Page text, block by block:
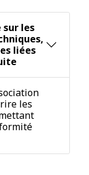
sur les
liées
les